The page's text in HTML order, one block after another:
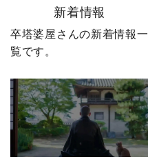
何ですか？ぜひコメント
で教えてください！ 「い
いね」「保存」「フォロ
ー」も励みになります。
ーーーーーー 創業明治15
年｜卒塔婆専門メーカー
東京・日の出町を拠点
に、全国6,000以上のお寺
とお取引する、 お寺のこ
とを知り尽くした“卒塔婆
新着情報
卒塔婆屋さんの新着情報一
覧です。